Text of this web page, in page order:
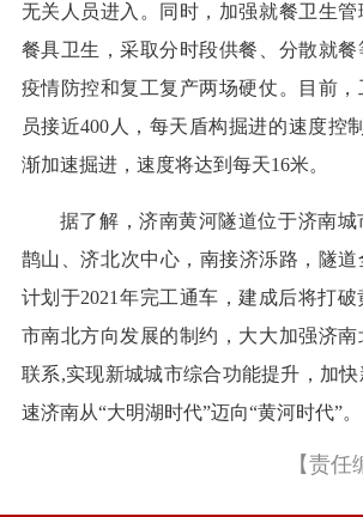
无关人员进入。同时，加强就餐卫生
餐具卫生，采取分时段供餐、分散就
疫情防控和复工复产两场硬仗。目前，
员接近400人，每天盾构掘进的速度控
渐加速掘进，速度将达到每天16米。
据了解，济南黄河隧道位于济南
鹊山、济北次中心，南接济泺路，隧道
计划于2021年完工通车，建成后将打
市南北方向发展的制约，大大加强济南
联系,实现新城城市综合功能提升，加
速济南从“大明湖时代”迈向“黄河时代”。
【责任